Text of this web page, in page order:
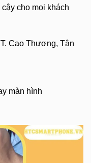
cho mọi khách
Cao Thượng, Tân
màn hình